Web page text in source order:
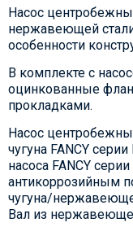
Насос
нержавеющей
особенности
В комплекте с
оцинкованные
прокладками.
Насос
чугуна FANCY
насоса FANCY
антикоррозийным
чугуна/
Вал из